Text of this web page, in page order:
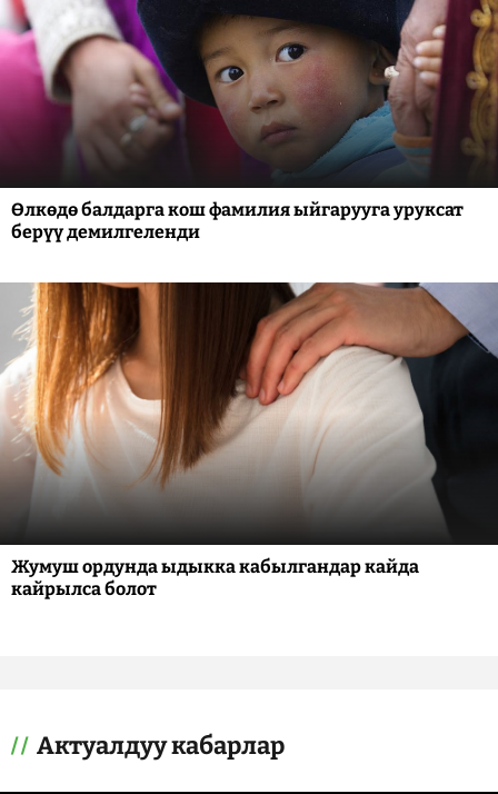
Өлкөдө балдарга кош фамилия ыйгарууга уруксат
берүү демилгеленди
Жумуш ордунда ыдыкка кабылгандар кайда
кайрылса болот
Актуалдуу кабарлар